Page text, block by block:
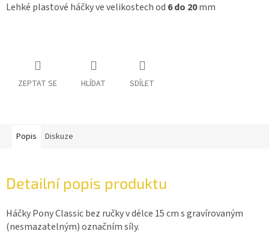
Lehké plastové háčky ve velikostech od 6do 20mm
ZEPTAT SE HLÍDAT SDÍLET
Popis Diskuze
Detailní popis produktu
Háčky Pony Classic bez ručky v délce 15 cm s gravírovaným
(nesmazatelným) označním síly.